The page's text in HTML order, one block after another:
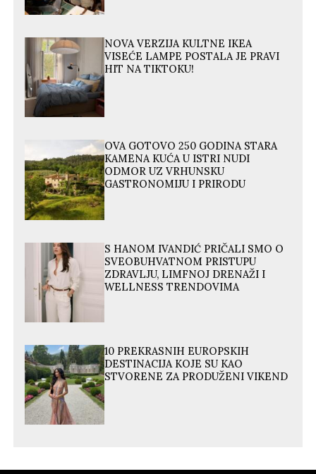
NOVA VERZIJA KULTNE IKEA
VISEĆE LAMPE POSTALA JE PRAVI
HIT NA TIKTOKU!
OVA GOTOVO 250 GODINA STARA
KAMENA KUĆA U ISTRI NUDI
ODMOR UZ VRHUNSKU
GASTRONOMIJU I PRIRODU
S HANOM IVANDIĆ PRIČALI SMO O
SVEOBUHVATNOM PRISTUPU
ZDRAVLJU, LIMFNOJ DRENAŽI I
WELLNESS TRENDOVIMA
10 PREKRASNIH EUROPSKIH
DESTINACIJA KOJE SU KAO
STVORENE ZA PRODUŽENI VIKEND